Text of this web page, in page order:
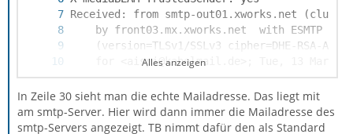
Alles anzeigen
In Zeile 30 sieht man die echte Mailadresse. Das liegt mit
am smtp-Server. Hier wird dann immer die Mailadresse des
smtp-Servers angezeigt. TB nimmt dafür den als Standard